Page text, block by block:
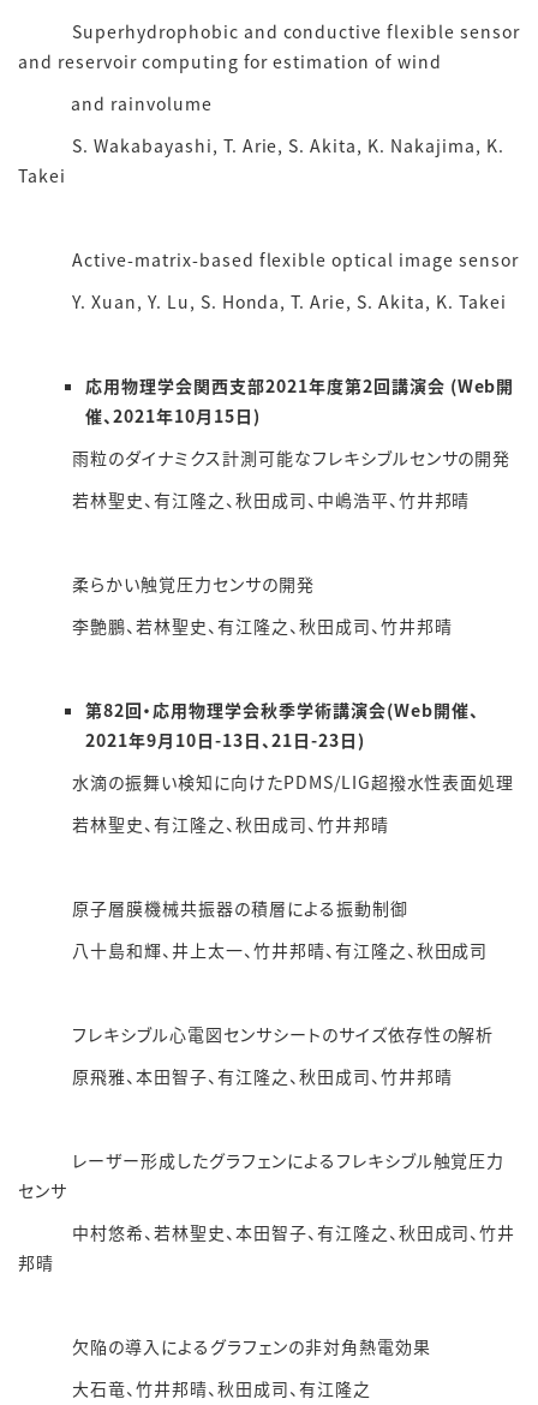
Superhydrophobic and conductive flexible sensor
and reservoir computing for estimation of wind
and rainvolume
S. Wakabayashi, T. Arie, S. Akita, K. Nakajima, K.
Takei
Active-matrix-based flexible optical image sensor
Y. Xuan, Y. Lu, S. Honda, T. Arie, S. Akita, K. Takei
応用物理学会関西支部2021年度第2回講演会 (Web開
催、2021年10月15日)
雨粒のダイナミクス計測可能なフレキシブルセンサの開発
若林聖史、有江隆之、秋田成司、中嶋浩平、竹井邦晴
柔らかい触覚圧力センサの開発
李艶鵬、若林聖史、有江隆之、秋田成司、竹井邦晴
第82回・応用物理学会秋季学術講演会(Web開催、
2021年9月10日-13日、21日-23日)
水滴の振舞い検知に向けたPDMS/LIG超撥水性表面処理
若林聖史、有江隆之、秋田成司、竹井邦晴
原子層膜機械共振器の積層による振動制御
八十島和輝、井上太一、竹井邦晴、有江隆之、秋田成司
フレキシブル心電図センサシートのサイズ依存性の解析
原飛雅、本田智子、有江隆之、秋田成司、竹井邦晴
レーザー形成したグラフェンによるフレキシブル触覚圧力
センサ
中村悠希、若林聖史、本田智子、有江隆之、秋田成司、竹井
邦晴
欠陥の導入によるグラフェンの非対角熱電効果
大石竜、竹井邦晴、秋田成司、有江隆之